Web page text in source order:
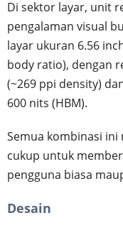
Di sektor layar, unit
pengalaman visual
layar ukuran 6.56
body ratio), dengan
(~269 ppi density)
600 nits (HBM).
Semua kombinasi
cukup untuk
pengguna biasa
Desain